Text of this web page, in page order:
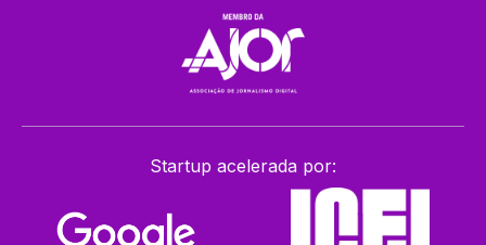
Startup acelerada por: